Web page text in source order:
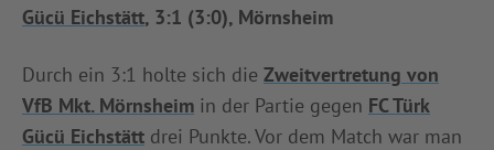
SPIELBETRIEB & VERBANDSLEBEN
AUSBILDUNG & FÖRDERUNG
DER VERBAND
Gücü Eichstätt, 3:1 (3:0), Mörnsheim
Durch ein 3:1 holte sich die Zweitvertretung von
VfB Mkt. Mörnsheim in der Partie gegen FC Türk
Gücü Eichstätt drei Punkte. Vor dem Match war man